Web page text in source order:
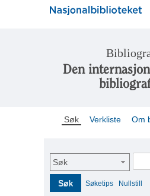
Den
Søk Verkliste Om
Søk
Søk Søketips Nullstill